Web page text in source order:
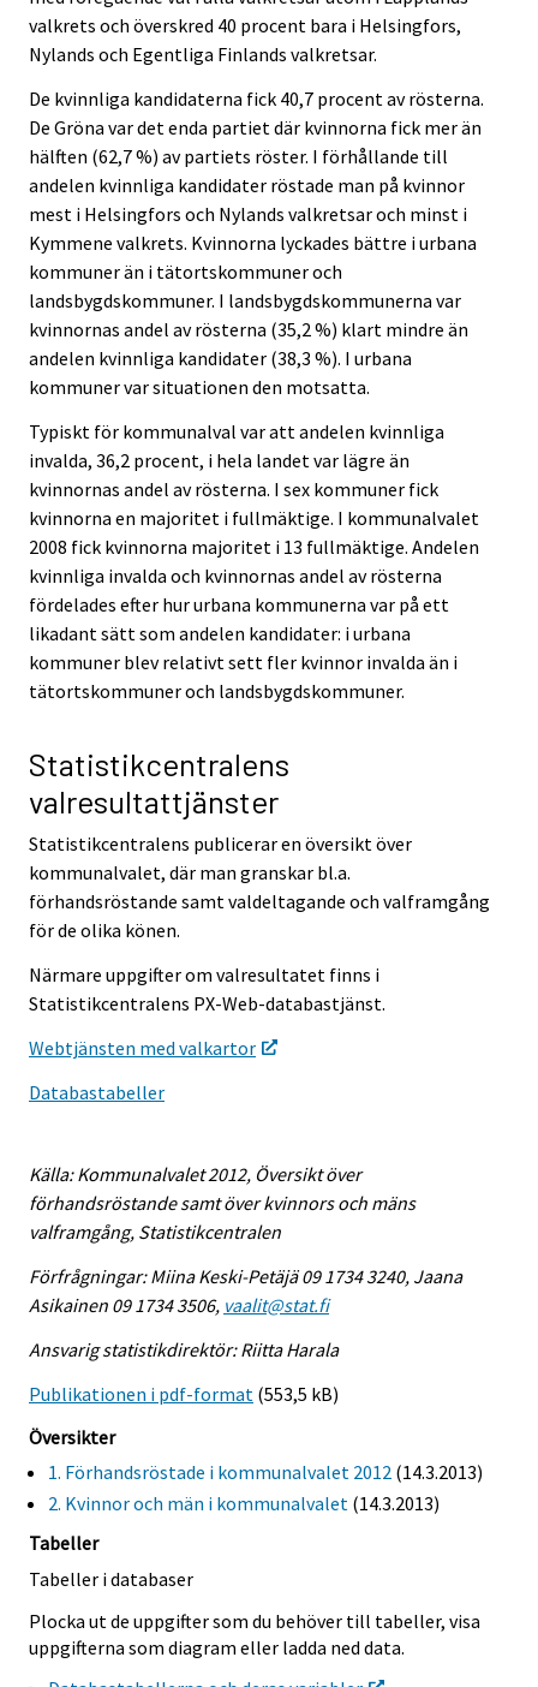
valkrets och överskred 40 procent bara i Helsingfors,
Nylands och Egentliga Finlands valkretsar.
De kvinnliga kandidaterna fick 40,7 procent av rösterna.
De Gröna var det enda partiet där kvinnorna fick mer än
hälften (62,7 %) av partiets röster. I förhållande till
andelen kvinnliga kandidater röstade man på kvinnor
mest i Helsingfors och Nylands valkretsar och minst i
Kymmene valkrets. Kvinnorna lyckades bättre i urbana
kommuner än i tätortskommuner och
landsbygdskommuner. I landsbygdskommunerna var
kvinnornas andel av rösterna (35,2 %) klart mindre än
andelen kvinnliga kandidater (38,3 %). I urbana
kommuner var situationen den motsatta.
Typiskt för kommunalval var att andelen kvinnliga
invalda, 36,2 procent, i hela landet var lägre än
kvinnornas andel av rösterna. I sex kommuner fick
kvinnorna en majoritet i fullmäktige. I kommunalvalet
2008 fick kvinnorna majoritet i 13 fullmäktige. Andelen
kvinnliga invalda och kvinnornas andel av rösterna
fördelades efter hur urbana kommunerna var på ett
likadant sätt som andelen kandidater: i urbana
kommuner blev relativt sett fler kvinnor invalda än i
tätortskommuner och landsbygdskommuner.
Statistikcentralens
valresultattjänster
Statistikcentralens publicerar en översikt över
kommunalvalet, där man granskar bl.a.
förhandsröstande samt valdeltagande och valframgång
för de olika könen.
Närmare uppgifter om valresultatet finns i
Statistikcentralens PX-Web-databastjänst.
Webtjänsten med valkartor
Databastabeller
Källa: Kommunalvalet 2012, Översikt över
förhandsröstande samt över kvinnors och mäns
valframgång, Statistikcentralen
Förfrågningar: Miina Keski-Petäjä 09 1734 3240, Jaana
Asikainen 09 1734 3506, vaalit@stat.fi
Ansvarig statistikdirektör: Riitta Harala
Publikationen i pdf-format (553,5 kB)
Översikter
1. Förhandsröstade i kommunalvalet 2012 (14.3.2013)
2. Kvinnor och män i kommunalvalet (14.3.2013)
Tabeller
Tabeller i databaser
Plocka ut de uppgifter som du behöver till tabeller, visa
uppgifterna som diagram eller ladda ned data.